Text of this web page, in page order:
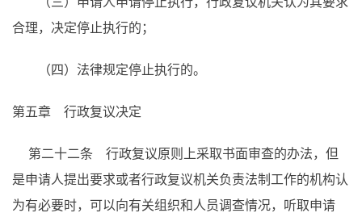
合理，决定停止执行的；
（四）法律规定停止执行的。
第五章 行政复议决定
第二十二条 行政复议原则上采取书面审查的办法，但
是申请人提出要求或者行政复议机关负责法制工作的机构认
为有必要时，可以向有关组织和人员调查情况，听取申请